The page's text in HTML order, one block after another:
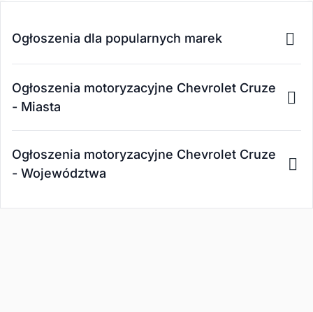
Ogłoszenia dla popularnych marek
Ogłoszenia motoryzacyjne Chevrolet Cruze
- Miasta
Ogłoszenia motoryzacyjne Chevrolet Cruze
- Województwa